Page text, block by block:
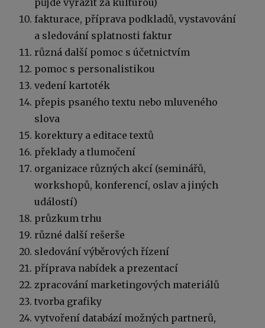
půjde vyrazit za kulturou)
fakturace, příprava podkladů, vystavování
a sledování splatnosti faktur
různá další pomoc s účetnictvím
pomoc s personalistikou
vedení kartoték
přepis psaného textu nebo mluveného
slova
korektury a editace textů
překlady a tlumočení
organizace různých akcí (seminářů,
workshopů, konferencí, oslav a jiných
událostí)
průzkum trhu
různé další rešerše
sledování výběrových řízení
příprava nabídek a prezentací
zpracování marketingových materiálů
tvorba grafiky
vytvoření databází možných partnerů,